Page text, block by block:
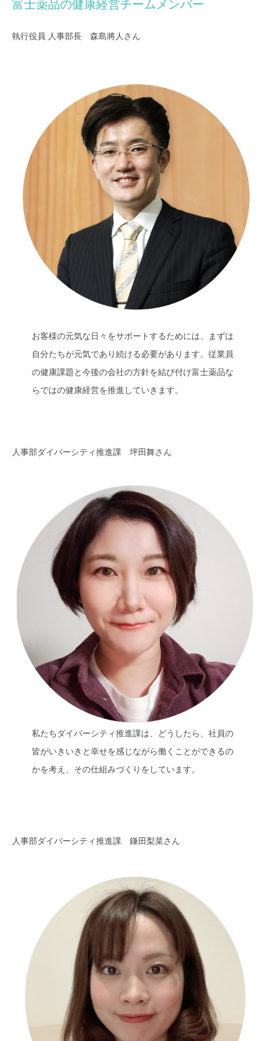
富士薬品の健康経営チームメンバー
執行役員 人事部長 森島將人さん
お客様の元気な日々をサポートするためには、まずは
自分たちが元気であり続ける必要があります。従業員
の健康課題と今後の会社の方針を結び付け富士薬品な
らではの健康経営を推進していきます。
人事部ダイバーシティ推進課 坪田舞さん
私たちダイバーシティ推進課は、どうしたら、社員の
皆がいきいきと幸せを感じながら働くことができるの
かを考え、その仕組みづくりをしています。
人事部ダイバーシティ推進課 鎌田梨菜さん